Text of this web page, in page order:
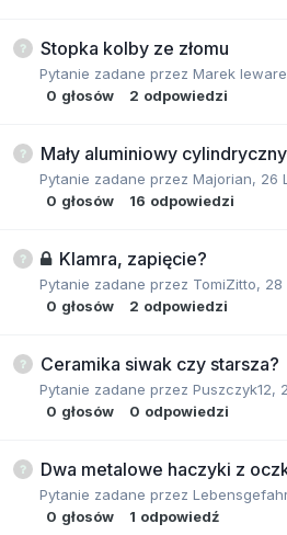
Stopka kolby ze złomu
Pytanie zadane przez Marek
0 głosów 2 odpowiedzi
Mały aluminiowy
Pytanie zadane przez Majorian, 26
0 głosów 16 odpowiedzi
Klamra, zapięcie?
Pytanie zadane przez TomiZitto, 28
0 głosów 2 odpowiedzi
Ceramika siwak czy starsza?
Pytanie zadane przez Puszczyk12,
0 głosów 0 odpowiedzi
Dwa metalowe haczyki z
Pytanie zadane przez Lebensgefahr
0 głosów 1 odpowiedź